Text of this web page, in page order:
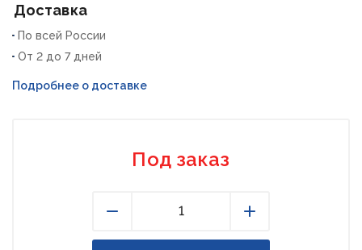
Доставка
По всей России
От 2 до 7 дней
Подробнее о доставке
Под заказ